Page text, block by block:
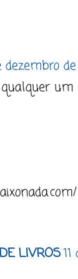
dezembro
LIVROS